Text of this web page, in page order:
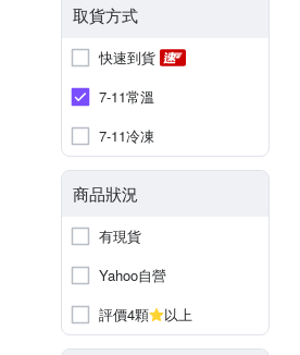
取貨方式
快速到貨
7-11常溫
7-11冷凍
商品狀況
有現貨
Yahoo自營
評價4顆
以上